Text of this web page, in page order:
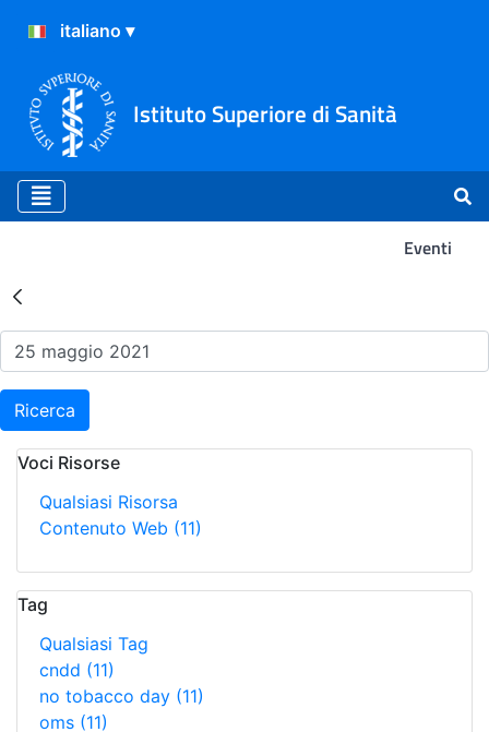
Istituto Superiore di Sanità
Eventi
Risultati della Ricerca -
Ricerca
Voci Risorse
Qualsiasi Risorsa
Contenuto Web (11)
Tag
Qualsiasi Tag
cndd (11)
no tobacco day (11)
oms (11)